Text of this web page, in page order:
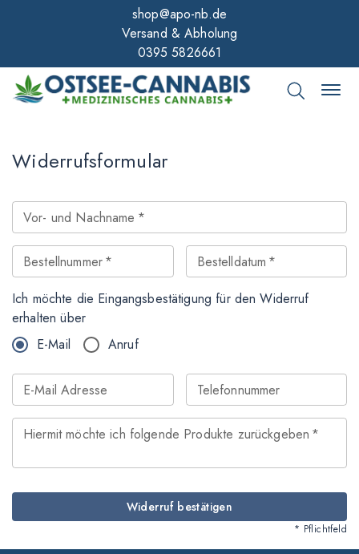
shop@apo-nb.de
Versand & Abholung
0395 5826661
Widerrufsformular
Vor- und Nachname *
Bestellnummer* Bestelldatum *
Ich möchte die Eingangsbestätigung für den Widerruf
erhalten über
E-Mail
Anruf
E-Mail Adresse Telefonnummer
Hiermit möchte ich folgende Produkte zurückgeben *
Widerruf bestätigen
* Pflichtfeld